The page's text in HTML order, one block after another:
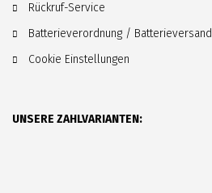
Rückruf-Service
Batterieverordnung / Batterieversand
Cookie Einstellungen
UNSERE ZAHLVARIANTEN: